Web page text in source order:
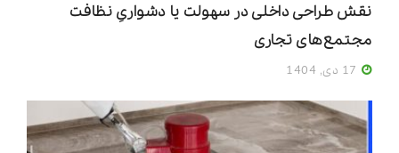
نقش طراحی داخلی در سهولت یا دشواریِ نظافت
مجتمع‌های تجاری